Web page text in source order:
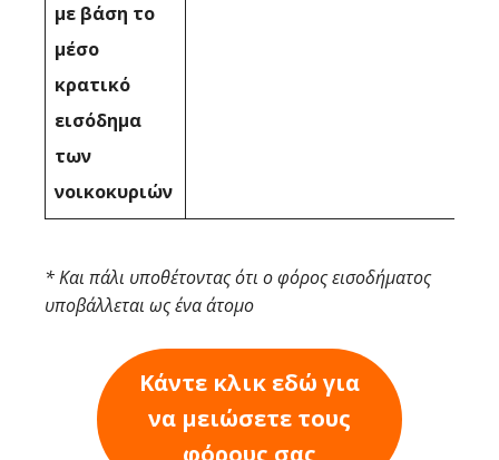
με βάση το
μέσο
κρατικό
εισόδημα
των
νοικοκυριών
* Και πάλι υποθέτοντας ότι ο φόρος εισοδήματος
υποβάλλεται ως ένα άτομο
Κάντε κλικ εδώ για
να μειώσετε τους